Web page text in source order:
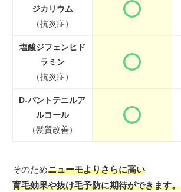
ジカリウム
（抗炎症）
塩酸ジフェンヒド
ラミン
（抗炎症）
D-パントテニルア
ルコール
（髪質改善）
そのためニューモよりさらに高い
育毛効果や抜け毛予防に期待ができます。